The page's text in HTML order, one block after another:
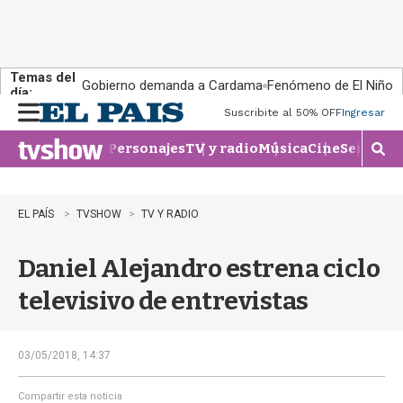
Temas del
día:
Gobierno demanda a Cardama Fenómeno de El Niño
n
u
Suscribite al 50% OFFIngresar
PersonajesTV y radioMúsicaCineSeries
M
o
r
b
e
EL PAÍS TVSHOW TV Y RADIO
Daniel Alejandro estrena ciclo
televisivo de entrevistas
03/05/2018, 14:37
Compartir esta noticia